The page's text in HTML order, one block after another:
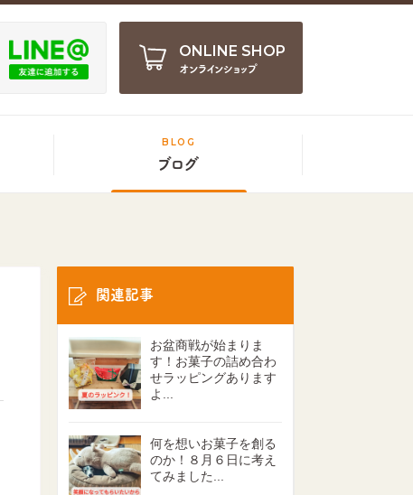
ONLINE SHOP
オンラインショップ
BLOG
ブログ
関連記事
お盆商戦が始まりま
す！お菓子の詰め合わ
せラッピングあります
よ...
何を想いお菓子を創る
のか！８月６日に考え
てみました...